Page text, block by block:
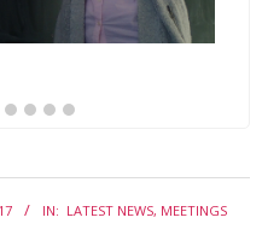
IN: LATEST NEWS, MEETINGS